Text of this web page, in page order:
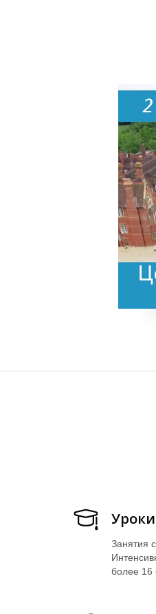
Занятия
более 16